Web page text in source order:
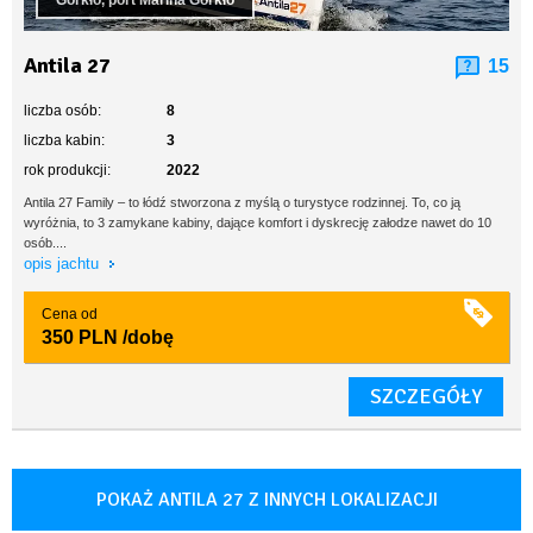
Antila 27 15
liczba osób:
8
liczba kabin:
3
rok produkcji:
2022
Antila 27 Family – to łódź stworzona z myślą o turystyce rodzinnej. To, co ją
wyróżnia, to 3 zamykane kabiny, dające komfort i dyskrecję załodze nawet do 10
osób....
opis jachtu
Cena od
350 PLN /dobę
SZCZEGÓŁY
POKAŻ ANTILA 27 Z INNYCH LOKALIZACJI